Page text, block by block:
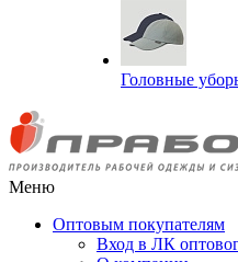
Головные
Меню
Оптовым покупателям
Вход в ЛК